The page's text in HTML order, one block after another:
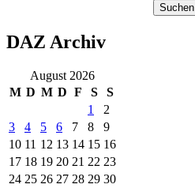
Suchen
DAZ Archiv
August 2026
M D M D F S
S
1
2
3
4 5 6 7 8
9
10 11 12 13 14 15 16
17 18 19 20 21 22 23
24 25 26 27 28 29 30